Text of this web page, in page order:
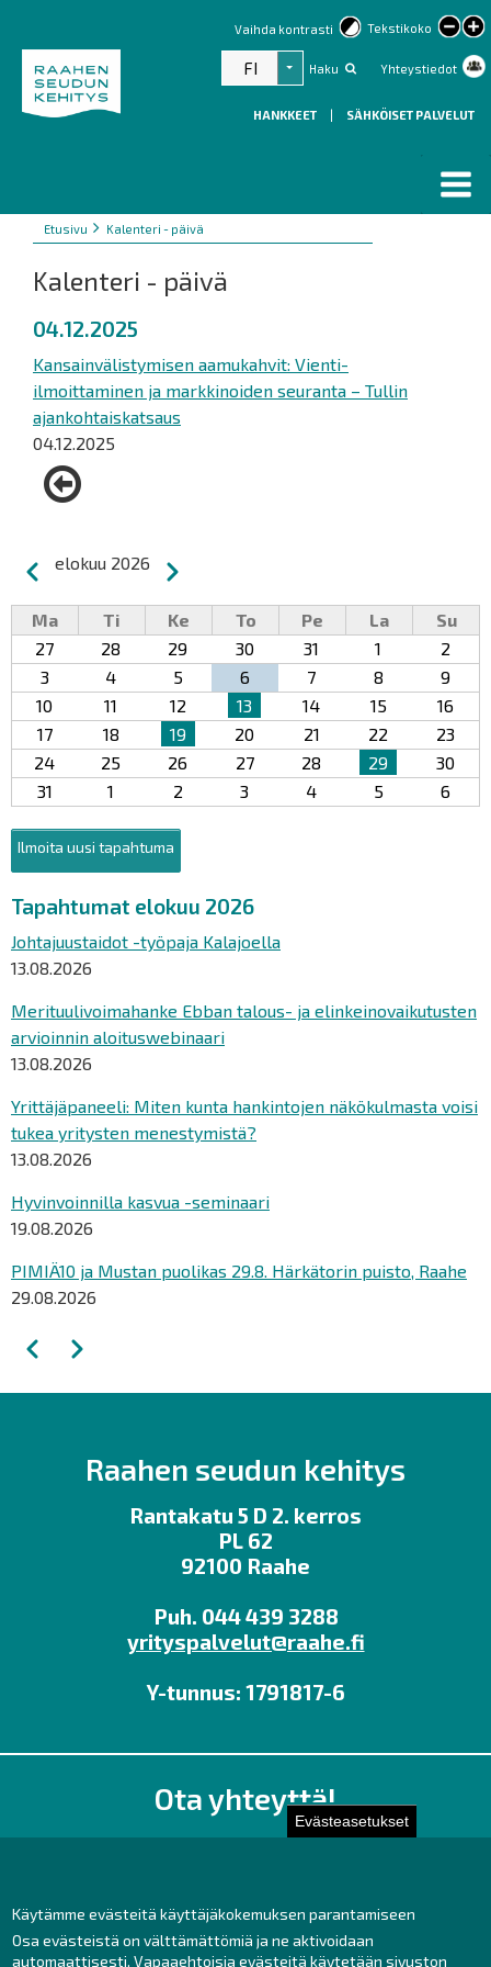
Evästeasetukset
Käytämme evästeitä käyttäjäkokemuksen parantamiseen
Osa evästeistä on välttämättömiä ja ne aktivoidaan
automaattisesti. Vapaaehtoisia evästeitä käytetään sivuston
Tekstikoko
text
Vaihda kontrasti
Haku Yhteystiedot
FI Listaa lisätoiminnot
HANKKEET | SÄHKÖISET PALVELUT
Murupolku
You
here:
Etusivu Kalenteri - päivä
Kalenteri - päivä
04.12.2025
Kansainvälistymisen aamukahvit: Vienti-
ilmoittaminen ja markkinoiden seuranta – Tullin
ajankohtaiskatsaus
04.12.2025
Sivutus
Edellinen
elokuu 2026 Seuraava
Ma Ti Ke To Pe La
Su
27
28 29 30 31 1
2
3
4 5 6 7 8
9
10
11 12 13 14 15
16
17
18 19 20 21 22
23
24
25 26 27 28 29
30
31
1 2 3 4 5 6
Ilmoita uusi tapahtuma
Tapahtumat elokuu 2026
Johtajuustaidot -työpaja Kalajoella
13.08.2026
Merituulivoimahanke Ebban talous- ja elinkeinovaikutusten
arvioinnin aloituswebinaari
13.08.2026
Yrittäjäpaneeli: Miten kunta hankintojen näkökulmasta voisi
tukea yritysten menestymistä?
13.08.2026
Hyvinvoinnilla kasvua -seminaari
19.08.2026
PIMIÄ10 ja Mustan puolikas 29.8. Härkätorin puisto, Raahe
29.08.2026
Sivutus
EdellinenSeuraava
Raahen seudun kehitys
Rantakatu 5 D 2. kerros
PL 62
92100 Raahe
Puh. 044 439 3288
yrityspalvelut@raahe.fi
Y-tunnus: 1791817-6
Ota yhteyttä!
Toimisto
Facebook